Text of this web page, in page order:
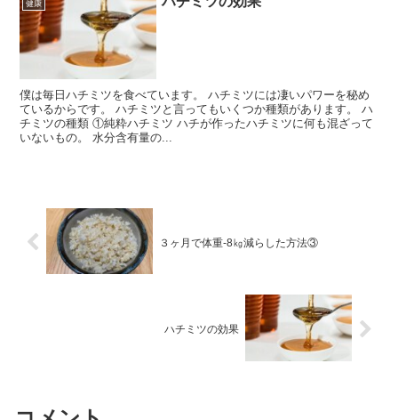
健康
僕は毎日ハチミツを食べています。 ハチミツには凄いパワーを秘め
ているからです。 ハチミツと言ってもいくつか種類があります。 ハ
チミツの種類 ①純粋ハチミツ ハチが作ったハチミツに何も混ざって
いないもの。 水分含有量の...
３ヶ月で体重-8㎏減らした方法③
ハチミツの効果